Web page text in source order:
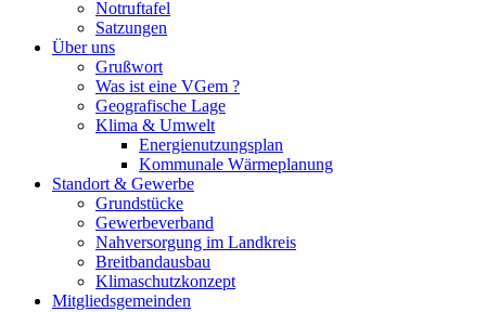
Notruftafel
Satzungen
Über uns
Grußwort
Was ist eine VGem ?
Geografische Lage
Klima & Umwelt
Energienutzungsplan
Kommunale Wärmeplanung
Standort & Gewerbe
Grundstücke
Gewerbeverband
Nahversorgung im Landkreis
Breitbandausbau
Klimaschutzkonzept
Mitgliedsgemeinden